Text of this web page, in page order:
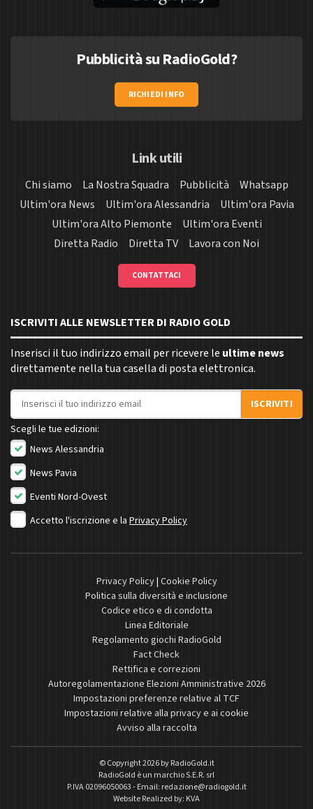
Pubblicità su RadioGold?
RICHIEDI INFO
Link utili
Chi siamo La Nostra Squadra Pubblicità
Whatsapp
Ultim'ora News
Ultim'ora Alessandria
Ultim'ora Pavia
Ultim'ora Alto Piemonte
Ultim'ora Eventi
Diretta Radio
Diretta TV Lavora con Noi
CONTATTACI
ISCRIVITI ALLE NEWSLETTER DI RADIO GOLD
Inserisci il tuo indirizzo email per ricevere le ultime news
direttamente nella tua casella di posta elettronica.
Indirizzo email
ISCRIVITI
Scegli le tue edizioni:
News Alessandria
News Pavia
Eventi Nord-Ovest
Accetto l'iscrizione e la Privacy Policy
Privacy Policy| Cookie Policy
Politica sulla diversità e inclusione
Codice etico e di condotta
Linea Editoriale
Regolamento giochi RadioGold
Fact Check
Rettifica e correzioni
Autoregolamentazione Elezioni Amministrative 2026
Impostazioni preferenze relative al TCF
Impostazioni relative alla privacy e ai cookie
Avviso alla raccolta
© Copyright 2026 byRadioGold.it
RadioGold è un marchio S.E.R. srl
P.IVA 02096050063 - Email: redazione@radiogold.it
Website Realized by: KVA